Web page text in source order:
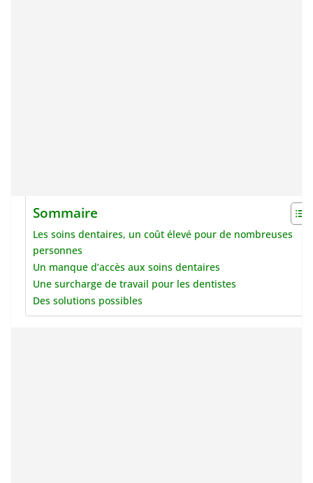
Sommaire
Les soins dentaires, un coût élevé pour de nombreuses
personnes
Un manque d’accès aux soins dentaires
Une surcharge de travail pour les dentistes
Des solutions possibles